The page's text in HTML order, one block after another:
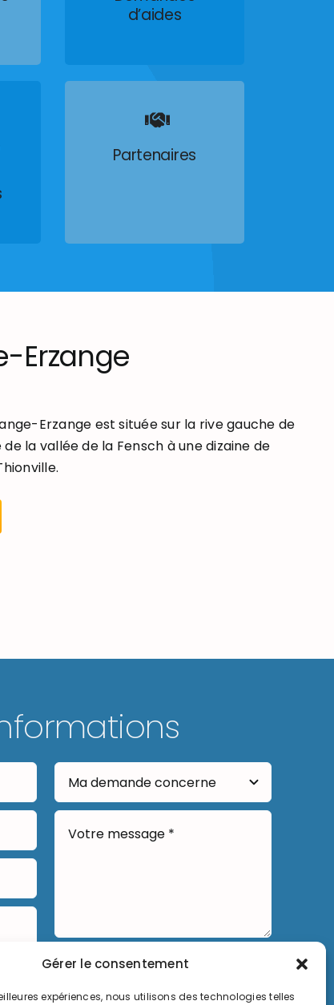
Gérer le consentement
expériences, nous utilisons des technologies telles
d’aides
Partenaires
Erzange
Erzange est située sur la rive gauche de
la vallée de la Fensch à une dizaine de
Envoyer